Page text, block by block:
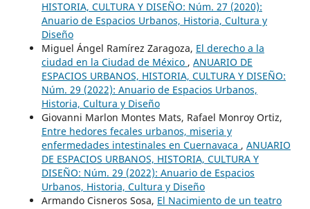
HISTORIA, CULTURA Y DISEÑO: Núm. 27 (2020):
Anuario de Espacios Urbanos, Historia, Cultura y
Diseño
Miguel Ángel Ramírez Zaragoza, El derecho a la
ciudad en la Ciudad de México , ANUARIO DE
ESPACIOS URBANOS, HISTORIA, CULTURA Y DISEÑO:
Núm. 29 (2022): Anuario de Espacios Urbanos,
Historia, Cultura y Diseño
Giovanni Marlon Montes Mats, Rafael Monroy Ortiz,
Entre hedores fecales urbanos, miseria y
enfermedades intestinales en Cuernavaca , ANUARIO
DE ESPACIOS URBANOS, HISTORIA, CULTURA Y
DISEÑO: Núm. 29 (2022): Anuario de Espacios
Urbanos, Historia, Cultura y Diseño
Armando Cisneros Sosa, El Nacimiento de un teatro